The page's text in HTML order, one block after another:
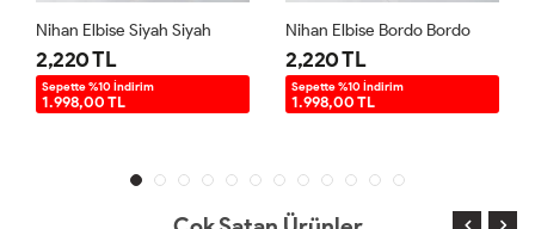
Nihan Elbise Siyah Siyah
2,220 TL
Sepette %10 İndirim
1.998,00 TL
Nihan Elbise Bordo Bordo
2,220 TL
Sepette %10 İndirim
1.998,00 TL